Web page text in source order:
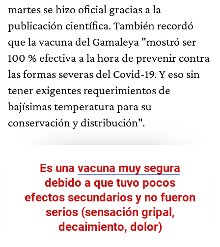
martes se hizo oficial gracias a la
publicación científica. También recordó
que la vacuna del Gamaleya "mostró ser
100 % efectiva a la hora de prevenir contra
las formas severas del Covid-19. Y eso sin
tener exigentes requerimientos de
bajísimas temperatura para su
conservación y distribución".
Es una vacuna muy segura
debido a que tuvo pocos
efectos secundarios y no fueron
serios (sensación gripal,
decaimiento, dolor)